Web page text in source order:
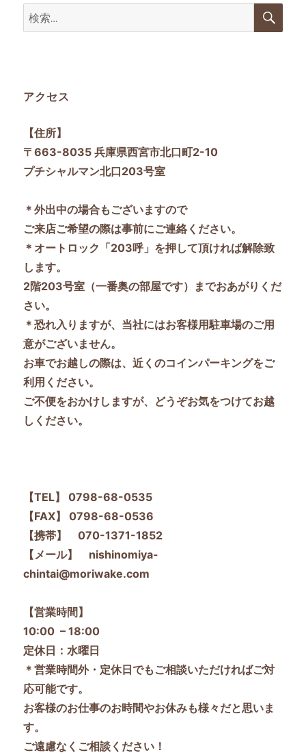
検
索:
検
アクセス
【住所】
〒663-8035 兵庫県西宮市北口町2-10
プチシャルマン北口203号室
＊外出中の場合もございますので
ご来店ご希望の際は事前にご連絡ください。
＊オートロック「203呼」を押して頂ければ解除致
します。
2階203号室（一番奥の部屋です）までおあがりくだ
さい。
＊恐れ入りますが、当社にはお客様用駐車場のご用
意がございません。
お車でお越しの際は、近くのコインパーキングをご
利用ください。
ご不便をおかけしますが、どうぞお気をつけてお越
しください。
【TEL】 0798-68-0535
【FAX】 0798-68-0536
【携帯】 070-1371-1852
【メール】 nishinomiya-
chintai@moriwake.com
【営業時間】
10:00 – 18:00
定休日：水曜日
＊営業時間外・定休日でもご相談いただければご対
応可能です。
お客様のお仕事のお時間やお休みも様々だと思いま
す。
ご遠慮なくご相談ください！